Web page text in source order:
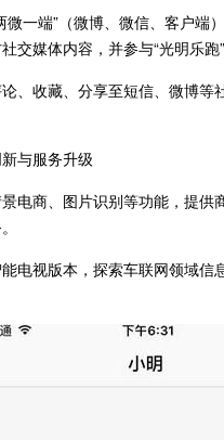
微一端”（微博、微信、客户端
交媒体内容，并参与“光明乐跑
、收藏、分享至短信、微博等
与服务升级
电商、图片识别等功能，提供
电视版本，探索车联网领域信